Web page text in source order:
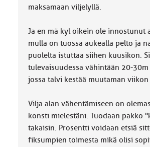
maksamaan viljelyllä.
Ja en mä kyl oikein ole innostunut
mulla on tuossa aukealla pelto ja
puolelta istuttaa siihen kuusikon.
tulevaisuudessa vähintään 20-
jossa talvi kestää muutaman
Vilja alan vähentämiseen on
konsti mielestäni. Tuodaan pakko
takaisin. Prosentti voidaan etsiä
fiksumpien toimesta mikä olisi